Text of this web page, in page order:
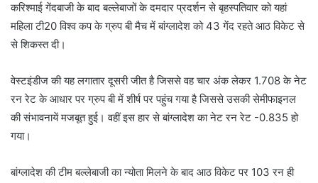
करिश्माई गेंदबाजी के बाद बल्लेबाजों के दमदार प्रदर्शन से बृहस्पतिवार को यहां
महिला टी20 विश्व कप के ग्रुप बी मैच में बांग्लादेश को 43 गेंद रहते आठ विकेट से
से शिकस्त दी।
वेस्टइंडीज की यह लगातार दूसरी जीत है जिससे वह चार अंक लेकर 1.708 के नेट
रन रेट के आधार पर ग्रुप बी में शीर्ष पर पहुंच गया है जिससे उसकी सेमीफाइनल
की संभावनायें मजबूत हुई। वहीं इस हार से बांग्लादेश का नेट रन रेट -0.835 हो
गया।
बांग्लादेश की टीम बल्लेबाजी का न्योता मिलने के बाद आठ विकेट पर 103 रन ही